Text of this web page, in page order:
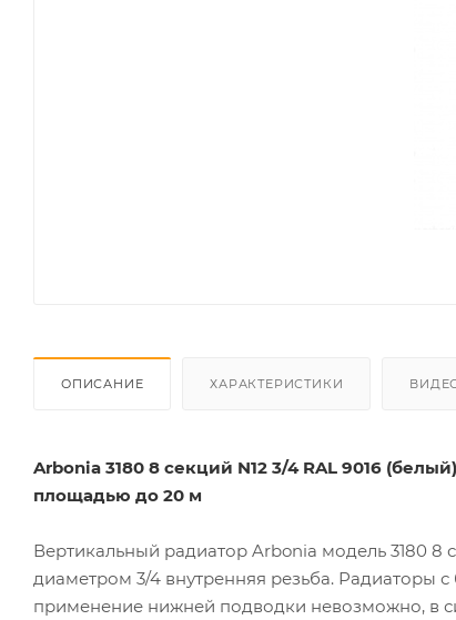
ОПИСАНИЕ ХАРАКТЕРИСТИКИ
Arbonia 3180 8 секций N12 3/4 RAL 9016
площадью до 20 м
Вертикальный радиатор Arbonia модель 3180
диаметром 3/4 внутренняя резьба. Радиаторы
применение нижней подводки невозможно, в